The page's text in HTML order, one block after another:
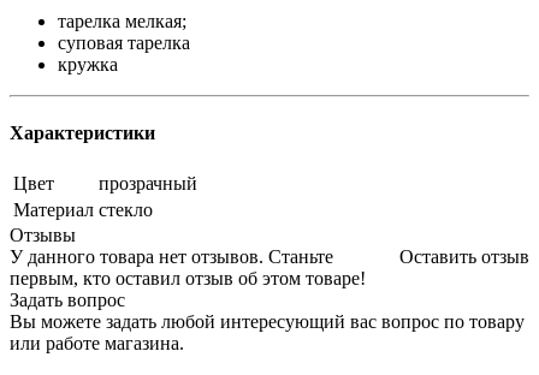
тарелка мелкая;
суповая тарелка
кружка
Характеристики
Цвет
прозрачный
Материал стекло
Отзывы
Оставить отзыв
У данного товара нет отзывов. Станьте
первым, кто оставил отзыв об этом товаре!
Задать вопрос
Вы можете задать любой интересующий вас вопрос по товару
или работе магазина.